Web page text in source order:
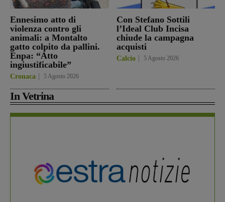
Ennesimo atto di
violenza contro gli
animali: a Montalto
gatto colpito da pallini.
Enpa: “Atto
ingiustificabile”
Cronaca 5 Agosto 2026
Con Stefano Sottili
l’Ideal Club Incisa
chiude la campagna
acquisti
Calcio 5 Agosto 2026
In Vetrina